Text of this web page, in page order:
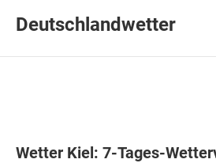
Deutschlandwetter
Wetter Kiel: 7-Tages-